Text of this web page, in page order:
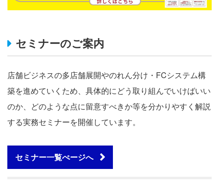
セミナーのご案内
店舗ビジネスの多店舗展開やのれん分け・FCシステム構
築を進めていくため、具体的にどう取り組んでいけばいい
のか、どのような点に留意すべきか等を分かりやすく解説
する実務セミナーを開催しています。
セミナー一覧ぺージへ